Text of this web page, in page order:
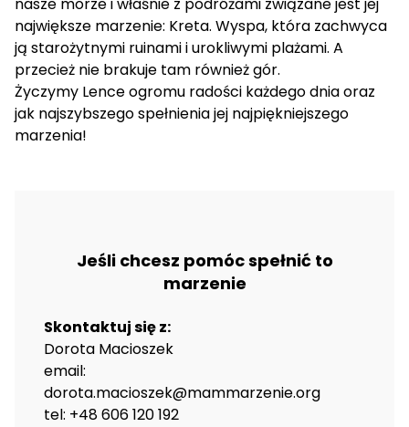
nasze morze i właśnie z podróżami związane jest jej
największe marzenie: Kreta. Wyspa, która zachwyca
ją starożytnymi ruinami i urokliwymi plażami. A
przecież nie brakuje tam również gór.
Życzymy Lence ogromu radości każdego dnia oraz
jak najszybszego spełnienia jej najpiękniejszego
marzenia!
Jeśli chcesz pomóc spełnić to
marzenie
Skontaktuj się z:
Dorota Macioszek
email:
dorota.macioszek@mammarzenie.org
tel: +48 606 120 192